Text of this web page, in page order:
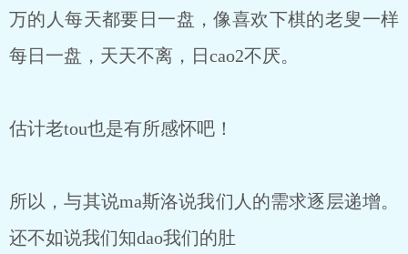
万的人每天都要日一盘，像喜欢下棋的老叟一样
每日一盘，天天不离，日cao2不厌。
估计老tou也是有所感怀吧！
所以，与其说ma斯洛说我们人的需求逐层递增。
还不如说我们知dao我们的肚